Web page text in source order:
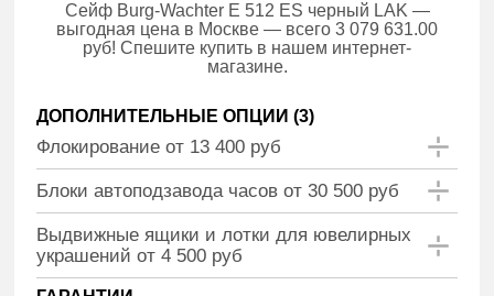
Сейф Burg-Wachter E 512 ES черный LAK —
выгодная цена в Москве — всего 3 079 631.00
руб! Спешите купить в нашем интернет-
магазине.
ДОПОЛНИТЕЛЬНЫЕ ОПЦИИ (3)
Флокирование от 13 400 руб
Блоки автоподзавода часов от 30 500 руб
Выдвижные ящики и лотки для ювелирных
украшений от 4 500 руб